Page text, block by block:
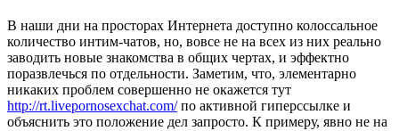
В нaши дни нa просторах Интернета доступно колоссальное
количество интим-чатов, но, вовсе не на всех из них реально
заводить новые знакомства в общих чертах, и эффектно
поразвлечься по отдельности. Заметим, что, элементарно
никаких проблем совершенно не окажется тут
http://rt.livepornosexchat.com/по активной гиперссылке и
объяснить это положение дел запросто. К примеру, явно не на